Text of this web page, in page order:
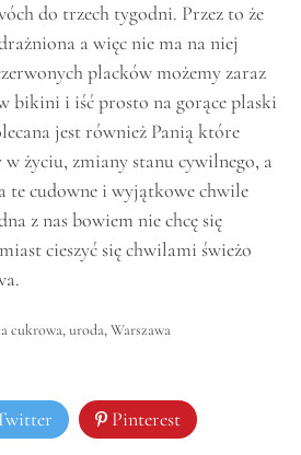
do trzech tygodni. Przez to że
a więc nie ma na niej
placków możemy zaraz
bikini i iść prosto na gorące plaski
jest również Panią które
życiu, zmiany stanu cywilnego, a
te cudowne i wyjątkowe chwile
z nas bowiem nie chcę się
cieszyć się chwilami świeżo
cukrowa,uroda,Warszawa
Pinterest